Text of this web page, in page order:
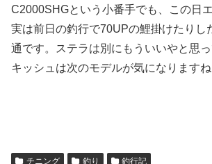
C2000SHGという小番手でも、この日
実は前日の釣行で70UPの鯉掛けたりし
通です。ステラは別にもういいやと思
キッシュは次のモデルが気になりますね
チニング 釣り 釣行記